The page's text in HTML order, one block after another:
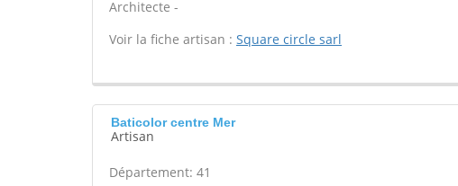
Architecte -
Voir la fiche artisan : Square circle sarl
Baticolor centre Mer
Artisan
Département: 41